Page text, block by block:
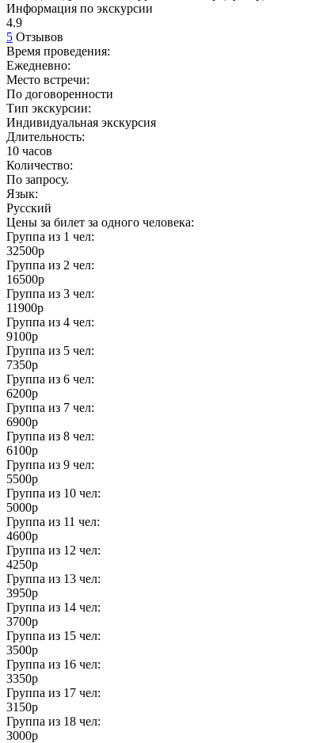
Информация по экскурсии
4.9
5 Отзывов
Время проведения:
Ежедневно:
Место встречи:
По договоренности
Тип экскурсии:
Индивидуальная экскурсия
Длительность:
10 часов
Количество:
По запросу.
Язык:
Русский
Цены за билет за одного человека:
Группа из 1 чел:
32500р
Группа из 2 чел:
16500р
Группа из 3 чел:
11900р
Группа из 4 чел:
9100р
Группа из 5 чел:
7350р
Группа из 6 чел:
6200р
Группа из 7 чел:
6900р
Группа из 8 чел:
6100р
Группа из 9 чел:
5500р
Группа из 10 чел:
5000р
Группа из 11 чел:
4600р
Группа из 12 чел:
4250р
Группа из 13 чел:
3950р
Группа из 14 чел:
3700р
Группа из 15 чел:
3500р
Группа из 16 чел:
3350р
Группа из 17 чел:
3150р
Группа из 18 чел:
3000р